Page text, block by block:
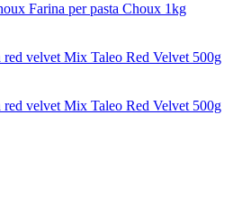
Farina per pasta Choux 1kg
Mix Taleo Red Velvet 500g
Mix Taleo Red Velvet 500g